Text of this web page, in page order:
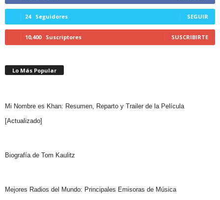
24 Seguidores SEGUIR
10,400 Suscriptores SUSCRIBIRTE
Lo Más Popular
Mi Nombre es Khan: Resumen, Reparto y Trailer de la Película
[Actualizado]
Biografía de Tom Kaulitz
Mejores Radios del Mundo: Principales Emisoras de Música